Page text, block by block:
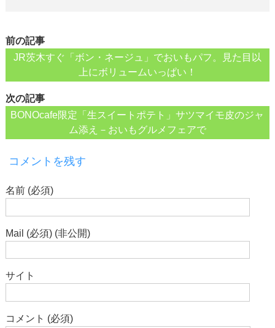
前の記事
JR茨木すぐ「ボン・ネージュ」でおいもパフ。見た目以
上にボリュームいっぱい！
次の記事
BONOcafe限定「生スイートポテト」サツマイモ皮のジャ
ム添え－おいもグルメフェアで
コメントを残す
名前 (必須)
Mail (必須) (非公開)
サイト
コメント (必須)